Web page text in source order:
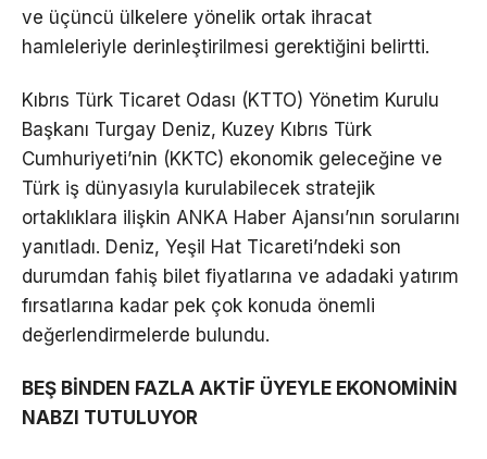
ve üçüncü ülkelere yönelik ortak ihracat
hamleleriyle derinleştirilmesi gerektiğini belirtti.
Kıbrıs Türk Ticaret Odası (KTTO) Yönetim Kurulu
Başkanı Turgay Deniz, Kuzey Kıbrıs Türk
Cumhuriyeti’nin (KKTC) ekonomik geleceğine ve
Türk iş dünyasıyla kurulabilecek stratejik
ortaklıklara ilişkin ANKA Haber Ajansı’nın sorularını
yanıtladı. Deniz, Yeşil Hat Ticareti’ndeki son
durumdan fahiş bilet fiyatlarına ve adadaki yatırım
fırsatlarına kadar pek çok konuda önemli
değerlendirmelerde bulundu.
BEŞ BİNDEN FAZLA AKTİF ÜYEYLE EKONOMİNİN
NABZI TUTULUYOR